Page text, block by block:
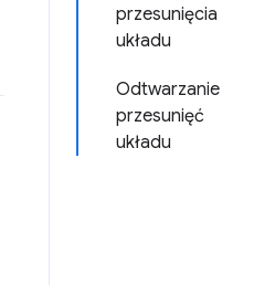
przesunięcia
układu
Odtwarzanie
przesunięć
układu